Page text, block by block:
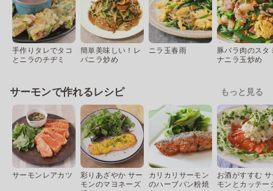
手作りタレでタコ
とニラのチヂミ
簡単美味しい！レ
バニラ炒め
ニラ玉春雨
豚バラ肉のスタ
ナニラ玉炒め
サーモンで作れるレシピ もっと見る
サーモンレアカツ
彩りあざやか サー
モンのマヨネーズ
カリカリサーモン
のハーブパン粉焼
お酒がすすむ
モンとカッテー